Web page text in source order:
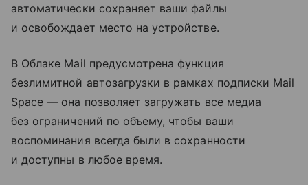
автоматически сохраняет ваши файлы
и освобождает место на устройстве.
В Облаке Mail предусмотрена функция
безлимитной автозагрузки в рамках подписки Mail
Space — она позволяет загружать все медиа
без ограничений по объему, чтобы ваши
воспоминания всегда были в сохранности
и доступны в любое время.